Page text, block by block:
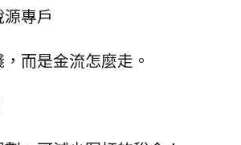
專戶
而是金流怎麼走。